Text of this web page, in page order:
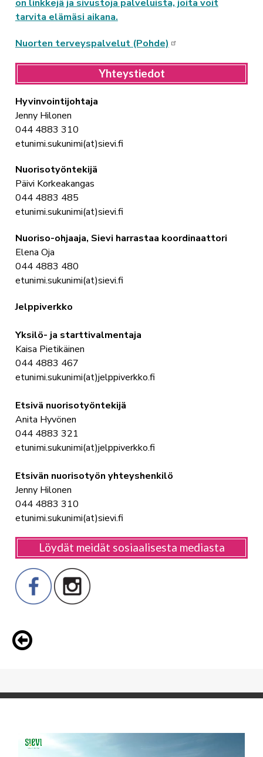
on linkkejä ja sivustoja palveluista, joita voit
tarvita elämäsi aikana.
Nuorten terveyspalvelut (Pohde)
Yhteystiedot
Hyvinvointijohtaja
Jenny Hilonen
044 4883 310
etunimi.sukunimi(at)sievi.fi
Nuorisotyöntekijä
Päivi Korkeakangas
044 4883 485
etunimi.sukunimi(at)sievi.fi
Nuoriso-ohjaaja, Sievi harrastaa koordinaattori
Elena Oja
044 4883 480
etunimi.sukunimi(at)sievi.fi
Jelppiverkko
Yksilö- ja starttivalmentaja
Kaisa Pietikäinen
044 4883 467
etunimi.sukunimi(at)jelppiverkko.fi
Etsivä nuorisotyöntekijä
Anita Hyvönen
044 4883 321
etunimi.sukunimi(at)jelppiverkko.fi
Etsivän nuorisotyön yhteyshenkilö
Jenny Hilonen
044 4883 310
etunimi.sukunimi(at)sievi.fi
Löydät meidät sosiaalisesta mediasta